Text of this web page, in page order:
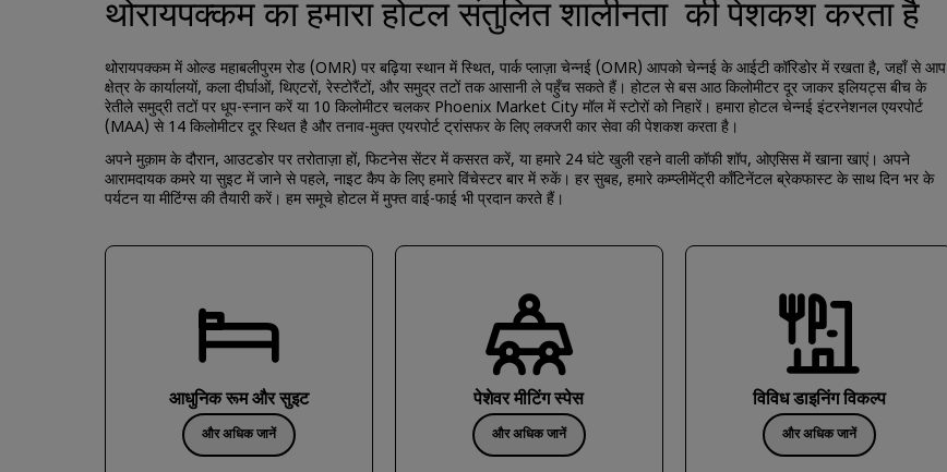
थोरायपक्कम का हमारा होटल संतुलित शालीनता की पेशकश करता है
थोरायपक्कम में ओल्ड महाबलीपुरम रोड (OMR) पर बढ़िया स्थान में स्थित, पार्क प्लाज़ा चेन्नई (OMR) आपको चेन्नई के आईटी कॉरिडोर में रखता है, जहाँ से आप
क्षेत्र के कार्यालयों, कला दीर्घाओं, थिएटरों, रेस्टोरैंटों, और समुद्र तटों तक आसानी ले पहुँच सकते हैं। होटल से बस आठ किलोमीटर दूर जाकर इलियट्स बीच के
रेतीले समुद्री तटों पर धूप-स्नान करें या 10 किलोमीटर चलकर Phoenix Market City मॉल में स्टोरों को निहारें। हमारा होटल चेन्नई इंटरनेशनल एयरपोर्ट
(MAA) से 14 किलोमीटर दूर स्थित है और तनाव-मुक्त एयरपोर्ट ट्रांसफर के लिए लक्जरी कार सेवा की पेशकश करता है।
अपने मुक़ाम के दौरान, आउटडोर पर तरोताज़ा हों, फिटनेस सेंटर में कसरत करें, या हमारे 24 घंटे खुली रहने वाली कॉफी शॉप, ओएसिस में खाना खाएं। अपने
आरामदायक कमरे या सुइट में जाने से पहले, नाइट कैप के लिए हमारे विंचेस्टर बार में रुकें। हर सुबह, हमारे कम्प्लीमेंट्री कॉंटिनेंटल ब्रेकफास्ट के साथ दिन भर के
पर्यटन या मीटिंग्स की तैयारी करें। हम समूचे होटल में मुफ्त वाई-फाई भी प्रदान करते हैं।
आधुनिक रूम और सुइट
और अधिक जानें
पेशेवर मीटिंग स्पेस
और अधिक जानें
विविध डाइनिंग विकल्प
और अधिक जानें